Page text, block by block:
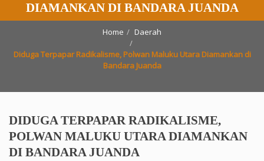
DIAMANKAN DI BANDARA JUANDA
Home Daerah
Diduga Terpapar Radikalisme, Polwan Maluku Utara Diamankan di
Bandara Juanda
DIDUGA TERPAPAR RADIKALISME,
POLWAN MALUKU UTARA DIAMANKAN
DI BANDARA JUANDA